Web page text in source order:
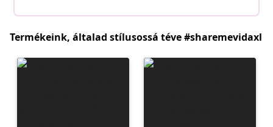
Termékeink, általad stílusossá téve #sharemevidaxl